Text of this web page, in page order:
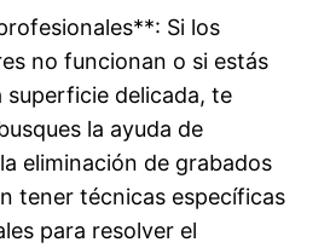
Si los
no funcionan o si estás
delicada, te
la ayuda de
eliminación de grabados
tener técnicas específicas
para resolver el